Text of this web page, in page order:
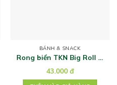
BÁNH & SNACK
Rong biển TKN Big Roll vị
43.000 đ